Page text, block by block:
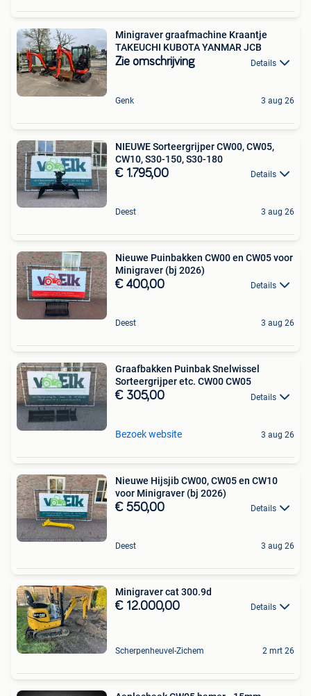
Minigraver graafmachine Kraantje
TAKEUCHI KUBOTA YANMAR JCB
Zie omschrijving Details
Genk 3 aug 26
NIEUWE Sorteergrijper CW00, CW05,
CW10, S30-150, S30-180
€ 1.795,00 Details
Deest 3 aug 26
Nieuwe Puinbakken CW00 en CW05 voor
Minigraver (bj 2026)
€ 400,00 Details
Deest 3 aug 26
Graafbakken Puinbak Snelwissel
Sorteergrijper etc. CW00 CW05
€ 305,00 Details
Bezoek website 3 aug 26
Nieuwe Hijsjib CW00, CW05 en CW10
voor Minigraver (bj 2026)
€ 550,00 Details
Deest 3 aug 26
Minigraver cat 300.9d
€ 12.000,00 Details
Scherpenheuvel-Zichem 2 mrt 26